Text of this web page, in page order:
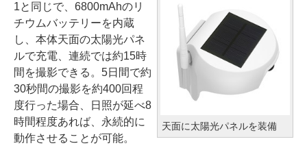
天面に太陽光パネルを装備
1と同じで、6800mAhのリ
チウムバッテリーを内蔵
し、本体天面の太陽光パネ
ルで充電、連続では約15時
間を撮影できる。5日間で約
30秒間の撮影を約400回程
度行った場合、日照が延べ8
時間程度あれば、永続的に
動作させることが可能。